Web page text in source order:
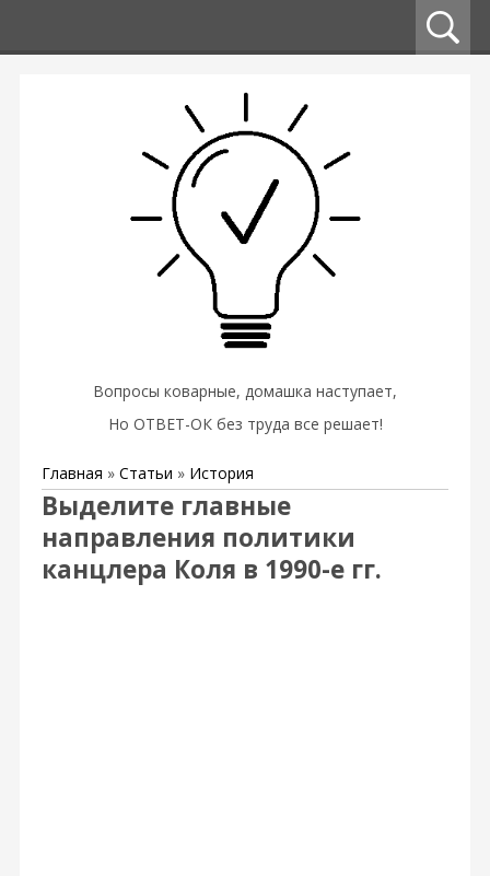
Вопросы коварные, домашка наступает,
Но ОТВЕТ-ОК без труда все решает!
Главная » Статьи » История
Выделите главные
направления политики
канцлера Коля в 1990-е гг.